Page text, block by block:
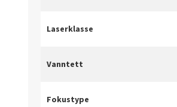
Laserklasse
Vanntett
Fokustype